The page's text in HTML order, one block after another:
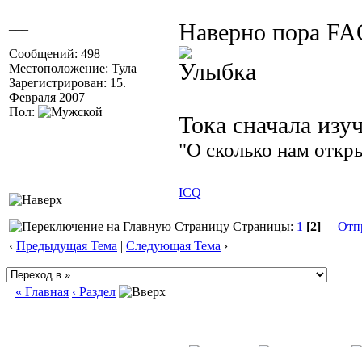
Сообщений: 498
Местоположение: Тула
Зарегистрирован: 15.
Февраля 2007
Пол:
Наверно пора
Тока сначала
"О сколько нам
ICQ
Страницы: 1 [2]
‹ Предыдущая Тема | Следующая Тема ›
« Главная ‹ Раздел